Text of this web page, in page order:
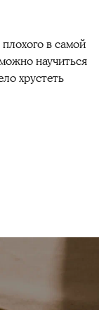
в самой
научиться
хрустеть